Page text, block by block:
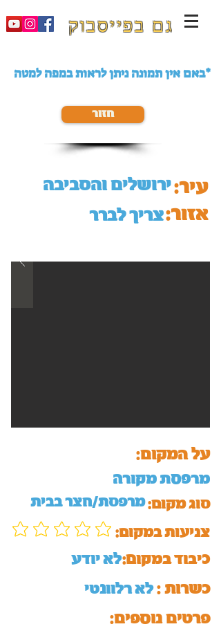
גם בפייסבוק
באם אין תמונה ניתן לראות במפה למטה*
חזור
ירושלים והסביבה
צריך לברר
עיר:
אזור:
על המקום:
מרפסת מקורה
סוג מקום:מרפסת/חצר בבית
:צניעות במקום
לא יודעכיבוד במקום:
לא רלוונטי כשרות :
:פרטים נוספים